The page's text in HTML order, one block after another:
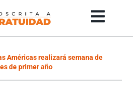
Américas realizará semana de
de primer año